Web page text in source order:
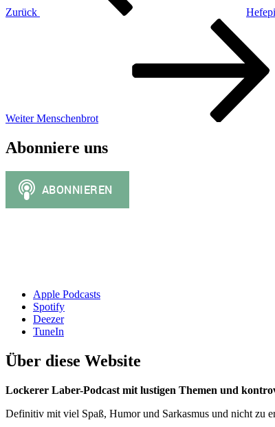
Zurück
Weiter Menschenbrot
Abonniere uns
Apple Podcasts
Spotify
Deezer
TuneIn
Über diese Website
Lockerer Laber-Podcast mit lustigen Themen und
Definitiv mit viel Spaß, Humor und Sarkasmus und nicht zu